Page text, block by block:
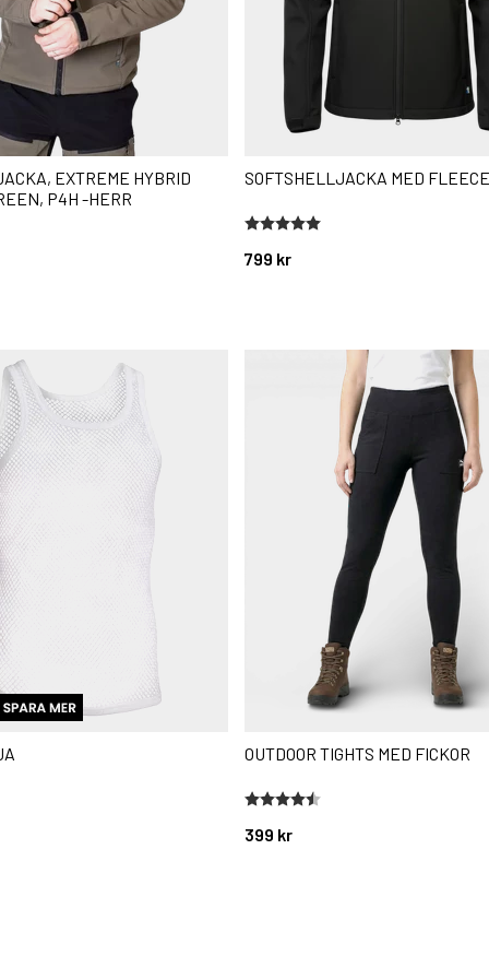
EXTREME HYBRID
P4H -HERR
SOFTSHELLJACKA MED FLEECE
799 kr
Betyg:
5.0 utav 5 stjärnor
OUTDOOR TIGHTS MED FICKOR
399 kr
Betyg:
4.3 utav 5 stjärnor